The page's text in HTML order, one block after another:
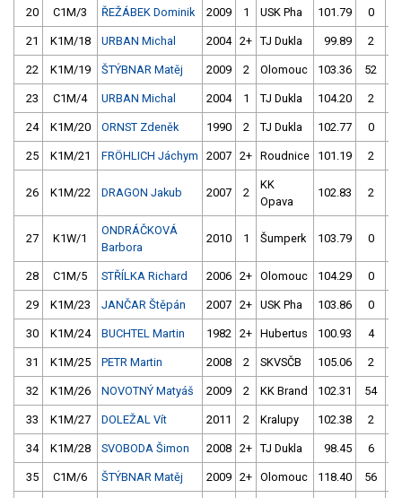
20 C1M/3 ŘEŽÁBEK Dominik 2009 1 USK Pha 101.79 0
21 K1M/18 URBAN Michal 2004 2+ TJ Dukla 99.89 2
22 K1M/19 ŠTÝBNAR Matěj 2009 2 Olomouc 103.36 52
23 C1M/4 URBAN Michal 2004 1 TJ Dukla 104.20 2
24 K1M/20 ORNST Zdeněk 1990 2 TJ Dukla 102.77 0
25 K1M/21 FRÖHLICH Jáchym 2007 2+ Roudnice 101.19 2
26 K1M/22 DRAGON Jakub 2007 2
KK
Opava
102.83 2
27 K1W/1
ONDRÁČKOVÁ
Barbora
2010 1 Šumperk 103.79 0
28 C1M/5 STŘÍLKA Richard 2006 2+ Olomouc 104.29 0
29 K1M/23 JANČAR Štěpán 2007 2+ USK Pha 103.86 0
30 K1M/24 BUCHTEL Martin 1982 2+ Hubertus 100.93 4
31 K1M/25 PETR Martin 2008 2 SKVSČB 105.06 2
32 K1M/26 NOVOTNÝ Matyáš 2009 2 KK Brand 102.31 54
33 K1M/27 DOLEŽAL Vít 2011 2 Kralupy 102.38 2
34 K1M/28 SVOBODA Šimon 2008 2+ TJ Dukla 98.45 6
35 C1M/6 ŠTÝBNAR Matěj 2009 2+ Olomouc 118.40 56